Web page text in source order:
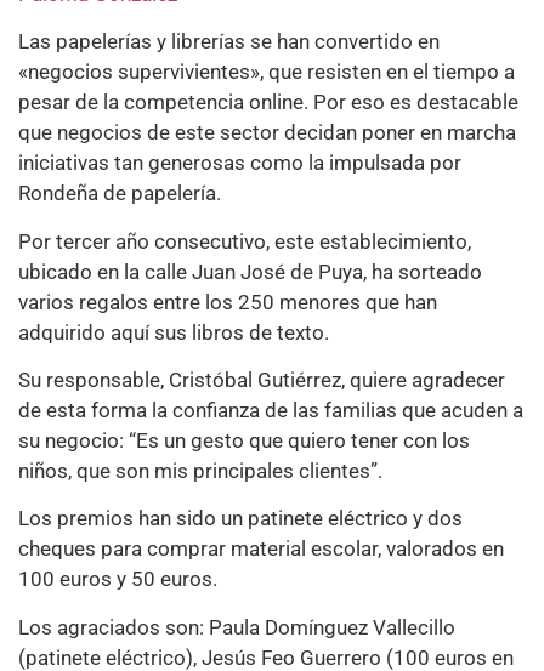
Las papelerías y librerías se han convertido en
«negocios supervivientes», que resisten en el tiempo a
pesar de la competencia online. Por eso es destacable
que negocios de este sector decidan poner en marcha
iniciativas tan generosas como la impulsada por
Rondeña de papelería.
Por tercer año consecutivo, este establecimiento,
ubicado en la calle Juan José de Puya, ha sorteado
varios regalos entre los 250 menores que han
adquirido aquí sus libros de texto.
Su responsable, Cristóbal Gutiérrez, quiere agradecer
de esta forma la confianza de las familias que acuden a
su negocio: “Es un gesto que quiero tener con los
niños, que son mis principales clientes”.
Los premios han sido un patinete eléctrico y dos
cheques para comprar material escolar, valorados en
100 euros y 50 euros.
Los agraciados son: Paula Domínguez Vallecillo
(patinete eléctrico), Jesús Feo Guerrero (100 euros en